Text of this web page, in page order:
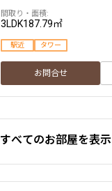
3LDK187.79㎡
駅近 タワー
お問合せ
14階1424
940,000円0円
すべてのお部屋を表示